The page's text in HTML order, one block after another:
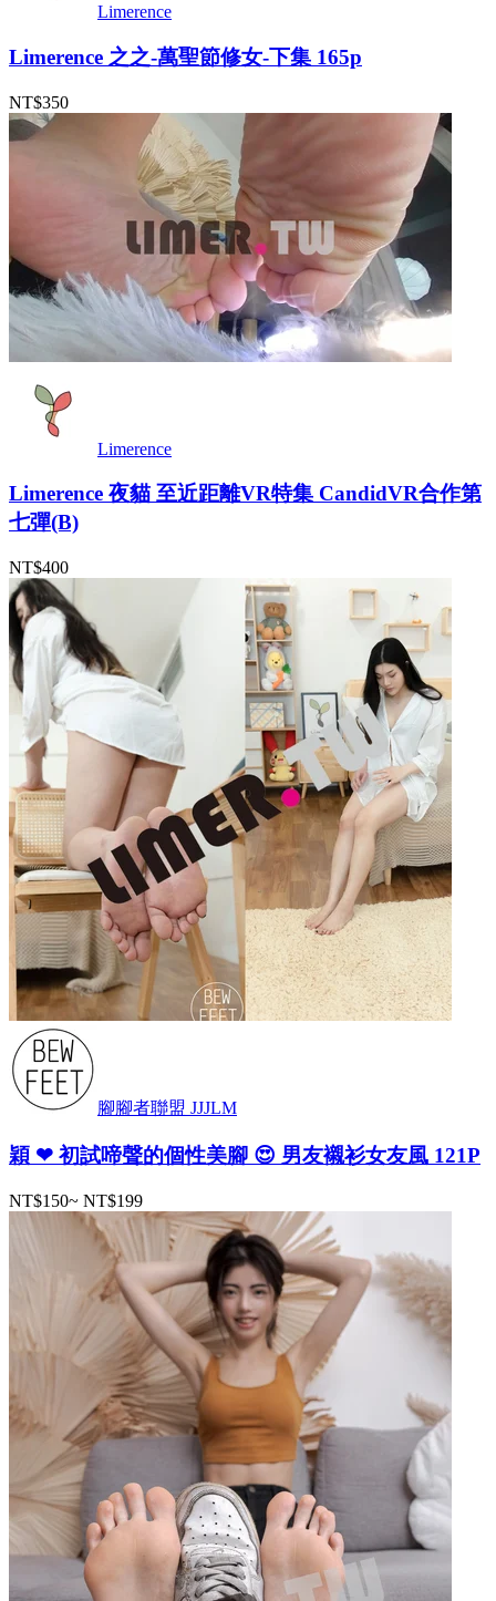
Limerence
Limerence 之之-萬聖節修女-下集 165p
NT$350
Limerence
Limerence 夜貓 至近距離VR特集 CandidVR合作第
七彈(B)
NT$400
腳腳者聯盟 JJJLM
穎 ❤ 初試啼聲的個性美腳 😍 男友襯衫女友風 121P
NT$150~ NT$199